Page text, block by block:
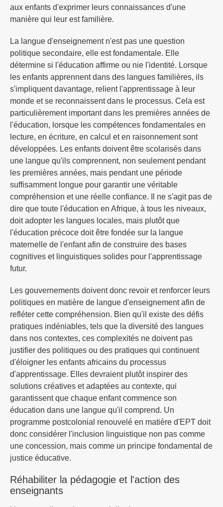
aux enfants d'exprimer leurs connaissances d'une
manière qui leur est familière.
La langue d'enseignement n'est pas une question
politique secondaire, elle est fondamentale. Elle
détermine si l'éducation affirme ou nie l'identité. Lorsque
les enfants apprennent dans des langues familières, ils
s'impliquent davantage, relient l'apprentissage à leur
monde et se reconnaissent dans le processus. Cela est
particulièrement important dans les premières années de
l'éducation, lorsque les compétences fondamentales en
lecture, en écriture, en calcul et en raisonnement sont
développées. Les enfants doivent être scolarisés dans
une langue qu'ils comprennent, non seulement pendant
les premières années, mais pendant une période
suffisamment longue pour garantir une véritable
compréhension et une réelle confiance. Il ne s'agit pas de
dire que toute l'éducation en Afrique, à tous les niveaux,
doit adopter les langues locales, mais plutôt que
l'éducation précoce doit être fondée sur la langue
maternelle de l'enfant afin de construire des bases
cognitives et linguistiques solides pour l'apprentissage
futur.
Les gouvernements doivent donc revoir et renforcer leurs
politiques en matière de langue d'enseignement afin de
refléter cette compréhension. Bien qu'il existe des défis
pratiques indéniables, tels que la diversité des langues
dans nos contextes, ces complexités ne doivent pas
justifier des politiques ou des pratiques qui continuent
d'éloigner les enfants africains du processus
d'apprentissage. Elles devraient plutôt inspirer des
solutions créatives et adaptées au contexte, qui
garantissent que chaque enfant commence son
éducation dans une langue qu'il comprend. Un
programme postcolonial renouvelé en matière d'EPT doit
donc considérer l'inclusion linguistique non pas comme
une concession, mais comme un principe fondamental de
justice éducative.
Réhabiliter la pédagogie et l'action des
enseignants